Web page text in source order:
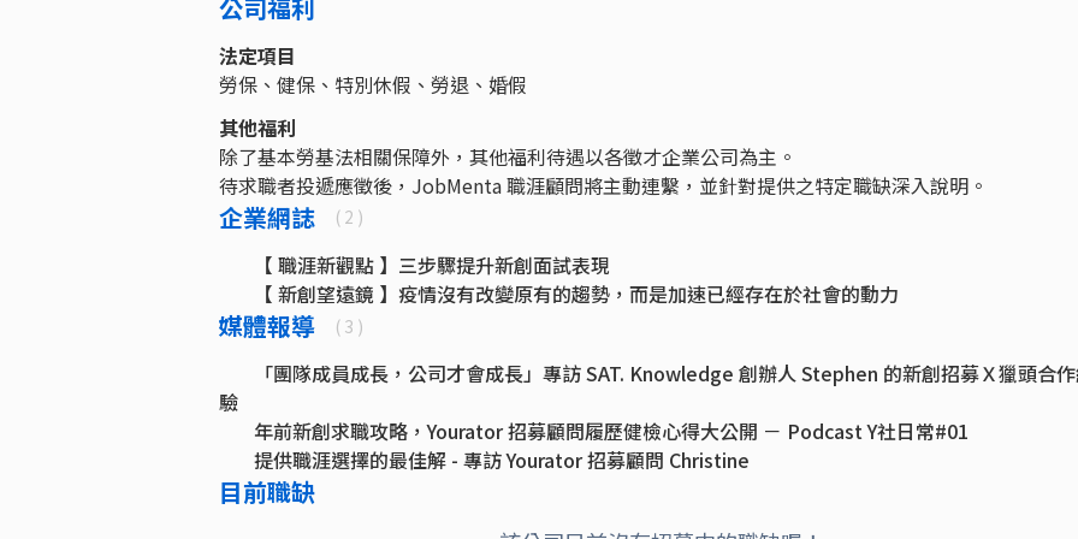
公司福利
法定項目
勞保、健保、特別休假、勞退、婚假
其他福利
除了基本勞基法相關保障外，其他福利待遇以各徵才企業公司為主。
待求職者投遞應徵後，JobMenta 職涯顧問將主動連繫，並針對提供之特定職缺深入說明。
企業網誌 ( 2 )
【 職涯新觀點 】三步驟提升新創面試表現
【 新創望遠鏡 】疫情沒有改變原有的趨勢，而是加速已經存在於社會的動力
媒體報導 ( 3 )
「團隊成員成長，公司才會成長」專訪 SAT. Knowledge 創辦人 Stephen 的新創招募Ｘ獵頭合
驗
年前新創求職攻略，Yourator 招募顧問履歷健檢心得大公開 － Podcast Y社日常#01
提供職涯選擇的最佳解 - 專訪 Yourator 招募顧問 Christine
目前職缺